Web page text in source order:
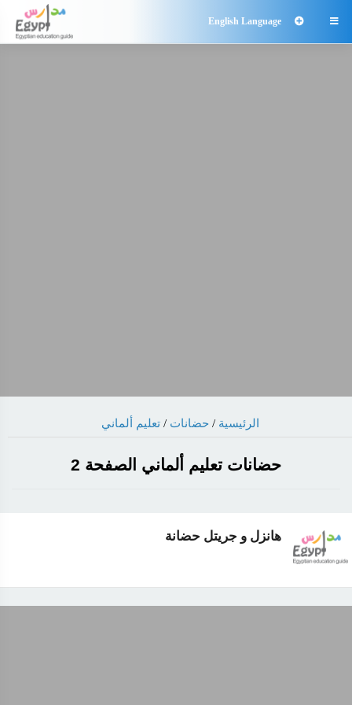

English Language
الرئيسية / حضانات /تعليم ألماني
حضانات تعليم ألماني الصفحة 2
هانزل و جريتل حضانة